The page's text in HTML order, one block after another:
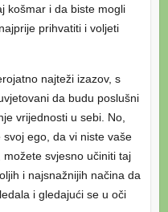
košmar i da biste mogli
prihvatiti i voljeti
najteži izazov, s
da budu poslušni
vrijednosti u sebi. No,
ego, da vi niste vaše
svjesno učiniti taj
i najsnažnijih načina da
i gledajući se u oči